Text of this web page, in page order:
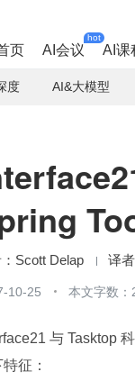
页 AI会议
hot
AI课
度 AI&大模型
Scott Delap
10-25 本文字数
与 Tasktop
征：